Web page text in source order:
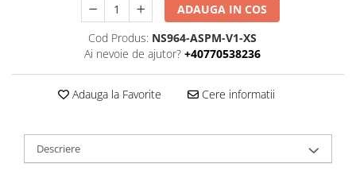
ADAUGA IN COS
Cod Produs: NS964-ASPM-V1-XS
Ai nevoie de ajutor? +40770538236
Adauga la Favorite Cere informatii
Descriere